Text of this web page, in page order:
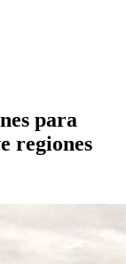
para
regiones